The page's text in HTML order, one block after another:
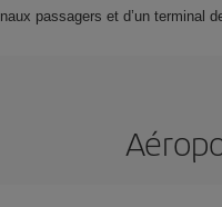
passagers et d’un terminal